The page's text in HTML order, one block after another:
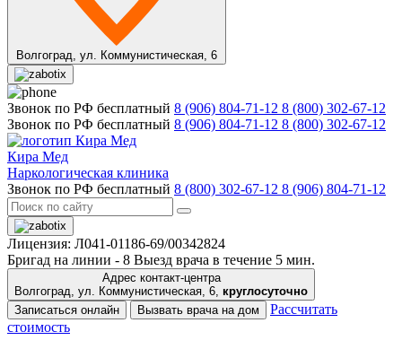
Волгоград, ул. Коммунистическая, 6
Звонок по РФ бесплатный 8 (906) 804-71-12 8 (800) 302-67-12
Звонок по РФ бесплатный 8 (906) 804-71-12 8 (800) 302-67-12
Кира Мед
Наркологическая клиника
Звонок по РФ бесплатный 8 (800) 302-67-12 8 (906) 804-71-12
Лицензия: Л041-01186-69/00342824
Бригад на линии - 8 Выезд врача в течение 5 мин.
Адрес контакт-центра
Волгоград, ул. Коммунистическая, 6, круглосуточно
Записаться онлайн
Вызвать врача на дом
Рассчитать
стоимость